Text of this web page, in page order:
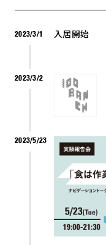
2023/3/1 入居開始
2023/3/2
2023/5/23